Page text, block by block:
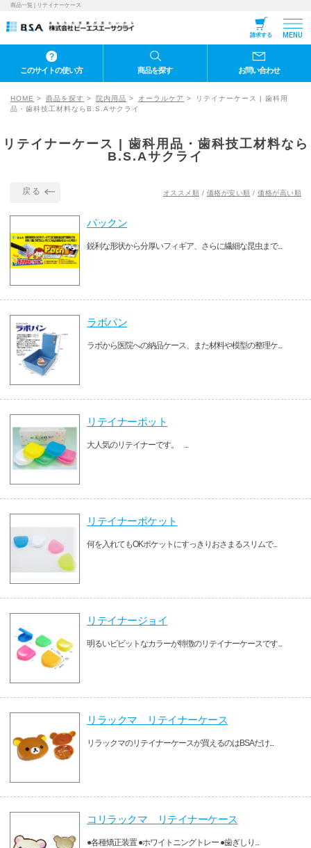
商品一覧 | リテイナーケース
請求する MENU
このサイトの使い方 商品を探す お問い合わせ
HOME 商品を探す 院内用品 オーラルケア
リテイナーケース | 歯科用
品・歯科技工材料ならB.S.Aサクライ
リテイナーケース | 歯科用品・歯科技工材料なら
B.S.Aサクライ
戻る オススメ順 / 価格が安い順 / 価格が高い順
パックン
鋭利な形状から分厚いフィギア、さらに繊細な昆虫まで...
ラボパン
ラボから医院への納品ケース、また材料や模型の整理ケ...
リテイナーポット
大人気のリテイナーです。 ...
リテイナーポケット
何を入れてもOKポケットにすっきりおさまるスリムで...
リテイナージョイ
明るいビビットなカラーが特徴のリテイナーケースです...
リラックマ リテイナーケース
リラックマのリテイナーケースが買えるのはBSAだけ...
コリラックマ リテイナーケース
●各種矯正装置 ●ホワイトニングトレー ●歯ぎしり...